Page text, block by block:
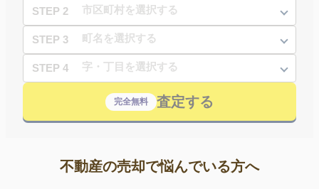
STEP 2
STEP 3
STEP 4
完全無料 査定する
不動産の売却で悩んでいる方へ